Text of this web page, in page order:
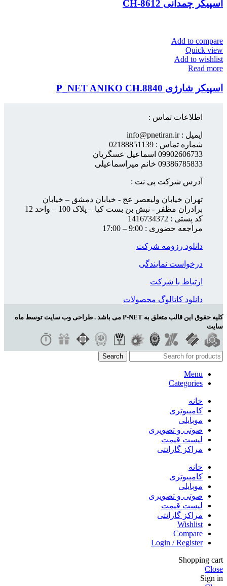
اسپیکر چمدانی CH-8612
Add to compare
Quick view
Add to wishlist
Read more
اسپیکر شارژی P_NET ANIKO CH.8840
اطلاعات تماس :
ایمیل : info@pnetiran.ir
شماره تماس : 02188851139
09902606733 اسماعیل عسگریان
09386785833 خانم میراسماعیلی
آدرس شرکت پی نت :
تهران خیابان ولیعصر عج - خیابان دمشق – خیابان
برادران مظفر - نبش بن بست کیا – پلاک 100 – واحد 12
کد پستی : 1416734372
مراجعه حضوری : 9:00 – 17:00
دانلود رزومه شرکت
درخواست نمایندگی
ارتباط با شرکت
دانلود کاتالوگ محصولات
کلیه حقوق این قالب متعلق به P-NET می باشد . طراحی وب سایت توسط ماه
سایت
Search
Menu
Categories
خانه
کامپیوتری
موبایلی
صوتی و تصویری
لیست قیمت
مراکز گارانتی
خانه
کامپیوتری
موبایلی
صوتی و تصویری
لیست قیمت
مراکز گارانتی
Wishlist
Compare
Login / Register
Shopping cart
Close
Sign in